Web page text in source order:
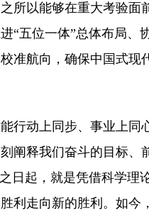
所以能够在重大考验
“五位一体”总体布局
准航向，确保中国式
行动上同步、事业上
阐释我们奋斗的目标
日起，就是凭借科学
利走向新的胜利。如